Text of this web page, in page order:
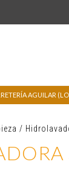
AGUILAR
/